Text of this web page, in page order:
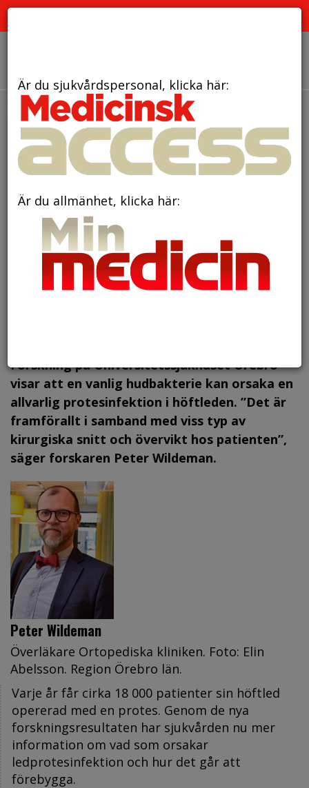
den 14 januari 2022
Hudbakterie kan ge
allvarlig protesinfektion
Forskning på Universitetssjukhuset Örebro
visar att en vanlig hudbakterie kan orsaka en
allvarlig protesinfektion i höftleden. ”Det är
framförallt i samband med viss typ av
kirurgiska snitt och övervikt hos patienten”,
säger forskaren Peter Wildeman.
Peter Wildeman
Överläkare Ortopediska kliniken. Foto: Elin
Abelsson. Region Örebro län.
Varje år får cirka 18 000 patienter sin höftled
opererad med en protes. Genom de nya
forskningsresultaten har sjukvården nu mer
information om vad som orsakar
ledprotesinfektion och hur det går att
förebygga.
Är du sjukvårdspersonal, klicka här:
Är du allmänhet, klicka här: